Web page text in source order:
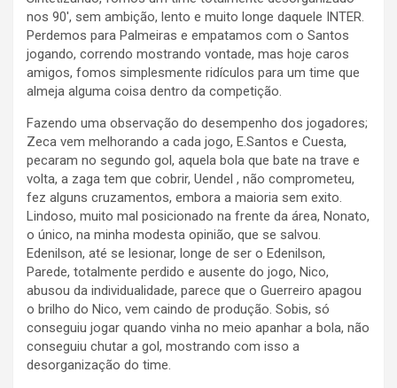
nos 90′, sem ambição, lento e muito longe daquele INTER.
Perdemos para Palmeiras e empatamos com o Santos
jogando, correndo mostrando vontade, mas hoje caros
amigos, fomos simplesmente ridículos para um time que
almeja alguma coisa dentro da competição.
Fazendo uma observação do desempenho dos jogadores;
Zeca vem melhorando a cada jogo, E.Santos e Cuesta,
pecaram no segundo gol, aquela bola que bate na trave e
volta, a zaga tem que cobrir, Uendel , não comprometeu,
fez alguns cruzamentos, embora a maioria sem exito.
Lindoso, muito mal posicionado na frente da área, Nonato,
o único, na minha modesta opinião, que se salvou.
Edenilson, até se lesionar, longe de ser o Edenilson,
Parede, totalmente perdido e ausente do jogo, Nico,
abusou da individualidade, parece que o Guerreiro apagou
o brilho do Nico, vem caindo de produção. Sobis, só
conseguiu jogar quando vinha no meio apanhar a bola, não
conseguiu chutar a gol, mostrando com isso a
desorganização do time.